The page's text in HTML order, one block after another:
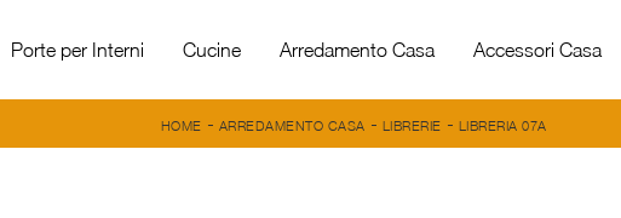
Porte per Interni Cucine Arredamento Casa Accessori Casa
HOME - ARREDAMENTO CASA - LIBRERIE - LIBRERIA 07A